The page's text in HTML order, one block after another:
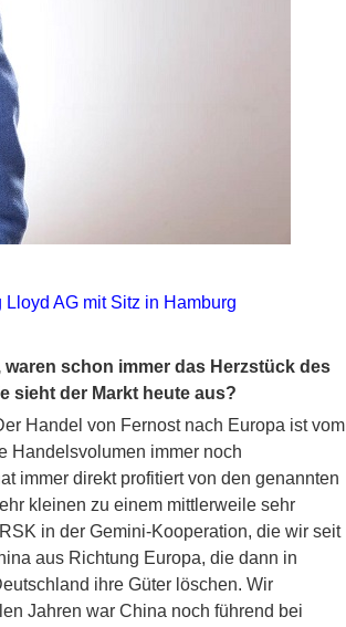
AG mit Sitz in Hamburg
schon immer das Herzstück des
sieht der Markt heute aus?
Handel von Fernost nach Europa ist vom
Handelsvolumen immer noch
immer direkt profitiert von den genannten
kleinen zu einem mittlerweile sehr
in der Gemini-Kooperation, die wir seit
aus Richtung Europa, die dann in
ihre Güter löschen. Wir
Jahren war China noch führend bei